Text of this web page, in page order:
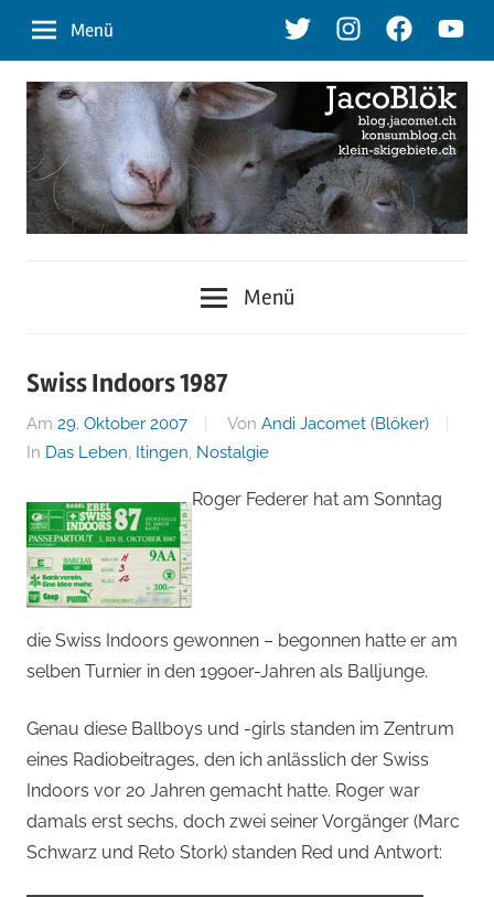
Inhalt
TwitterInstagramFacebook
Menü
der
Blog
von
Andi
Jacomet
klein-
Menü
Swiss Indoors 1987
Am 29. Oktober 2007 Von Andi Jacomet (Blöker)
In Das Leben, Itingen, Nostalgie
Roger Federer hat am Sonntag
die Swiss Indoors gewonnen – begonnen hatte er am
selben Turnier in den 1990er-Jahren als Balljunge.
Genau diese Ballboys und -girls standen im Zentrum
eines Radiobeitrages, den ich anlässlich der Swiss
Indoors vor 20 Jahren gemacht hatte. Roger war
damals erst sechs, doch zwei seiner Vorgänger (Marc
Schwarz und Reto Stork) standen Red und Antwort: